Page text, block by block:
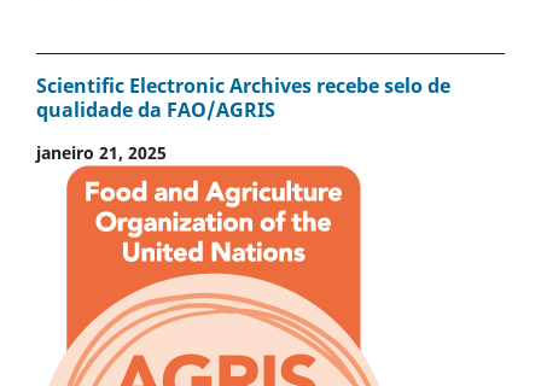
Scientific Electronic Archives recebe selo de
qualidade da FAO/AGRIS
janeiro 21, 2025